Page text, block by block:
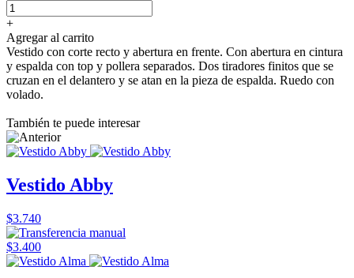
+
Agregar al carrito
Vestido con corte recto y abertura en frente. Con abertura en cintura
y espalda con top y pollera separados. Dos tiradores finitos que se
cruzan en el delantero y se atan en la pieza de espalda. Ruedo con
volado.
También te puede interesar
Vestido Abby
$3.740
$3.400